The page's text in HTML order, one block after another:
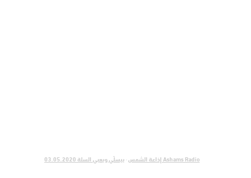
Ashams Radio إذاعة الشمس · بيسلّي وبعبي السلة 03.05.2020